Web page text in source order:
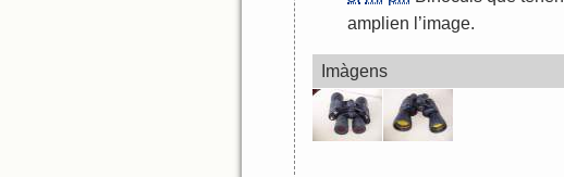
amplien ’image.
Imàgens